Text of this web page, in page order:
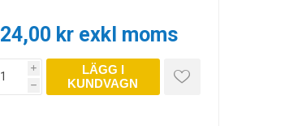
24,00 kr exkl moms
i
h
LÄGG I
KUNDVAGN